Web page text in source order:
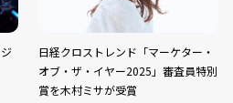
日経クロストレンド「マーケター・
オブ・ザ・イヤー2025」審査員特別
賞を木村ミサが受賞